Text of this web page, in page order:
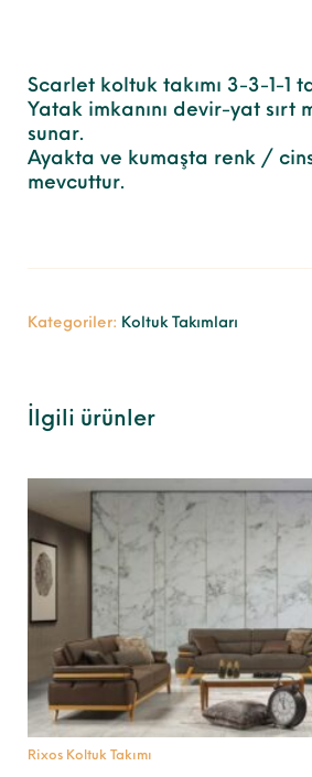
Scarlet koltuk takımı 3-3-1-1
Yatak imkanını devir-yat sırt
sunar.
Ayakta ve kumaşta renk /
mevcuttur.
Kategoriler: Koltuk Takımları
İlgili ürünler
Rixos Koltuk Takımı